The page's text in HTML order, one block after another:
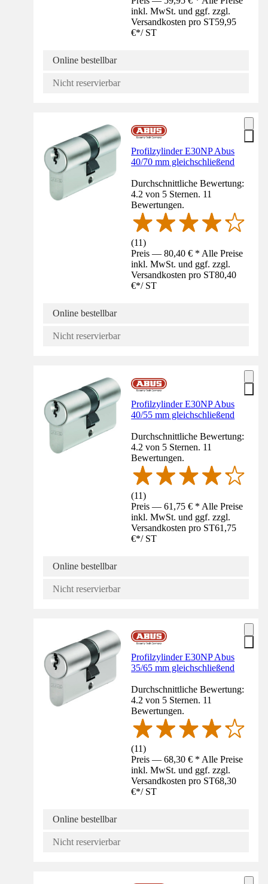
inkl. MwSt. und ggf. zzgl.
Versandkosten pro ST59,95
€*/ ST
Online bestellbar
Nicht reservierbar
Profilzylinder E30NP Abus
40/70 mm gleichschließend
Durchschnittliche Bewertung:
4.2 von 5 Sternen. 11
Bewertungen.
(11)
Preis — 80,40 € * Alle Preise
inkl. MwSt. und ggf. zzgl.
Versandkosten pro ST80,40
€*/ ST
Online bestellbar
Nicht reservierbar
Profilzylinder E30NP Abus
40/55 mm gleichschließend
Durchschnittliche Bewertung:
4.2 von 5 Sternen. 11
Bewertungen.
(11)
Preis — 61,75 € * Alle Preise
inkl. MwSt. und ggf. zzgl.
Versandkosten pro ST61,75
€*/ ST
Online bestellbar
Nicht reservierbar
Profilzylinder E30NP Abus
35/65 mm gleichschließend
Durchschnittliche Bewertung:
4.2 von 5 Sternen. 11
Bewertungen.
(11)
Preis — 68,30 € * Alle Preise
inkl. MwSt. und ggf. zzgl.
Versandkosten pro ST68,30
€*/ ST
Online bestellbar
Nicht reservierbar